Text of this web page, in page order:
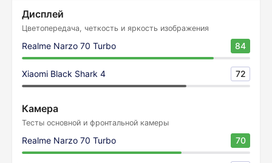
Дисплей
Цветопередача, четкость и яркость изображения
Realme Narzo 70 Turbo 84
Xiaomi Black Shark 4 72
Камера
Тесты основной и фронтальной камеры
Realme Narzo 70 Turbo 70